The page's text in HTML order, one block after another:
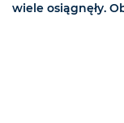
wiele osiągnęły.